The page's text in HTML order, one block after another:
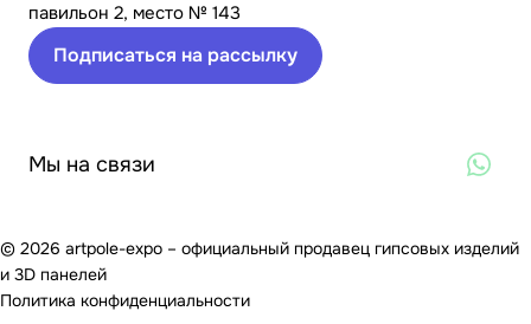
павильон 2, место № 143
Подписаться на рассылку
Мы на связи
© 2026 artpole-expo – официальный продавец гипсовых изделий
и 3D панелей
Политика конфиденциальности